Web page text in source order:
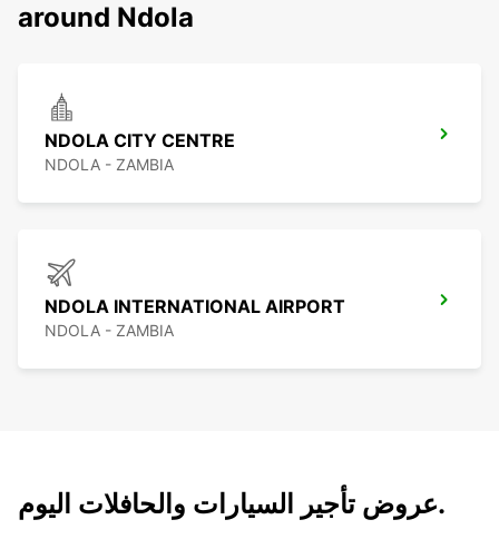
around Ndola
NDOLA CITY CENTRE
NDOLA - ZAMBIA
NDOLA INTERNATIONAL AIRPORT
NDOLA - ZAMBIA
عروض تأجير السيارات والحافلات اليوم.